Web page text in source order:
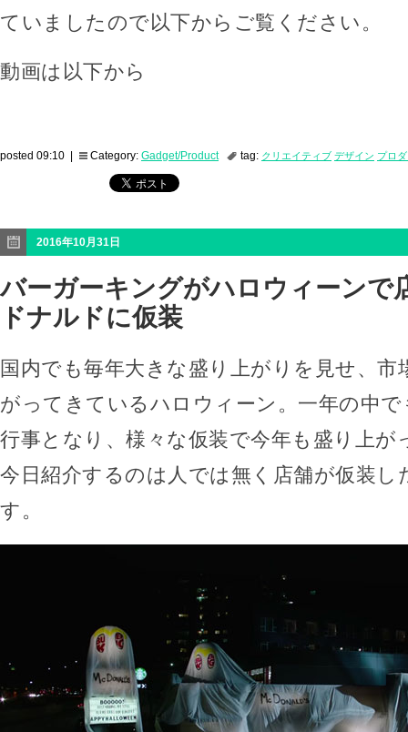
ていましたので以下からご覧ください。
動画は以下から
posted 09:10 | Category: Gadget/Product tag: クリエイティブ デザイン プロ
2016年10月31日
バーガーキングがハロウィーンで
ドナルドに仮装
国内でも毎年大きな盛り上がりを見せ、市
がってきているハロウィーン。一年の中
行事となり、様々な仮装で今年も盛り上が
今日紹介するのは人では無く店舗が仮装し
す。